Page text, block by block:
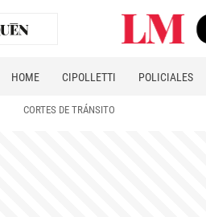
HOME CIPOLLETTI POLICIALES
CORTES DE TRÁNSITO